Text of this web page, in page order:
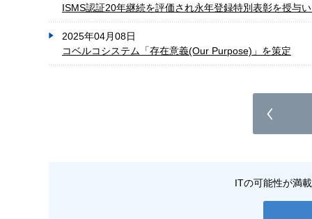
ISMS認証20年継続を評価され永年登録特別表彰を授与
2025年04月08日
コベルコシステム「存在意義(Our Purpose)」を策定
ITの可能性が満